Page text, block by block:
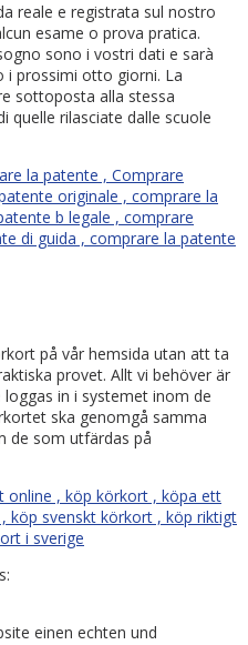
reale e registrata sul nostro
esame o prova pratica.
sono i vostri dati e sarà
i prossimi otto giorni. La
sottoposta alla stessa
quelle rilasciate dalle scuole
la patente , Comprare
originale , comprare la
b legale , comprare
di guida , comprare la patente
på vår hemsida utan att ta
provet. Allt vi behöver är
in i systemet inom de
ska genomgå samma
de som utfärdas på
online , köp körkort , köpa ett
köp svenskt körkort , köp riktigt
i sverige
einen echten und